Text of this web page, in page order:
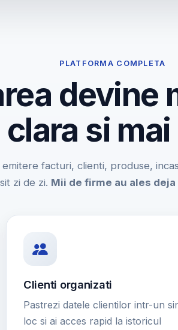
PLATFORMA COMPLETA
devine
clara si
facturi, clienti, produse,
zi de zi. Mii de firme au ales
Clienti organizati
Pastrezi datele clientilor intr-un
loc si ai acces rapid la istoricul